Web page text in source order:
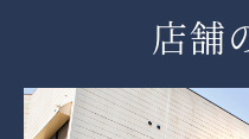
店舗